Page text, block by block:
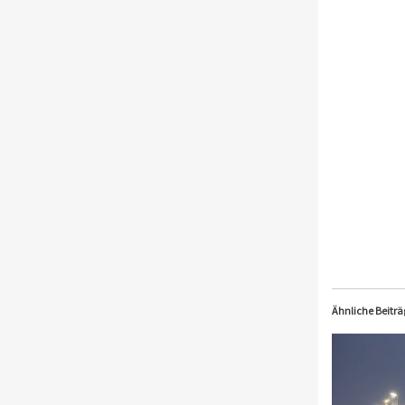
Ähnliche